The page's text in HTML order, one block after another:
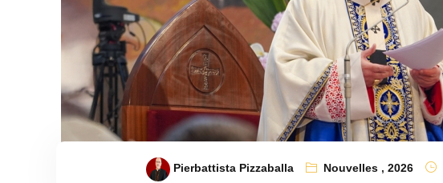
Pierbattista Pizzaballa Nouvelles,2026